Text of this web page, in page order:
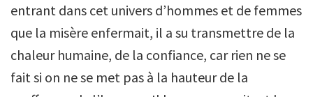
entrant dans cet univers d’hommes et de femmes
que la misère enfermait, il a su transmettre de la
chaleur humaine, de la confiance, car rien ne se
fait si on ne se met pas à la hauteur de la